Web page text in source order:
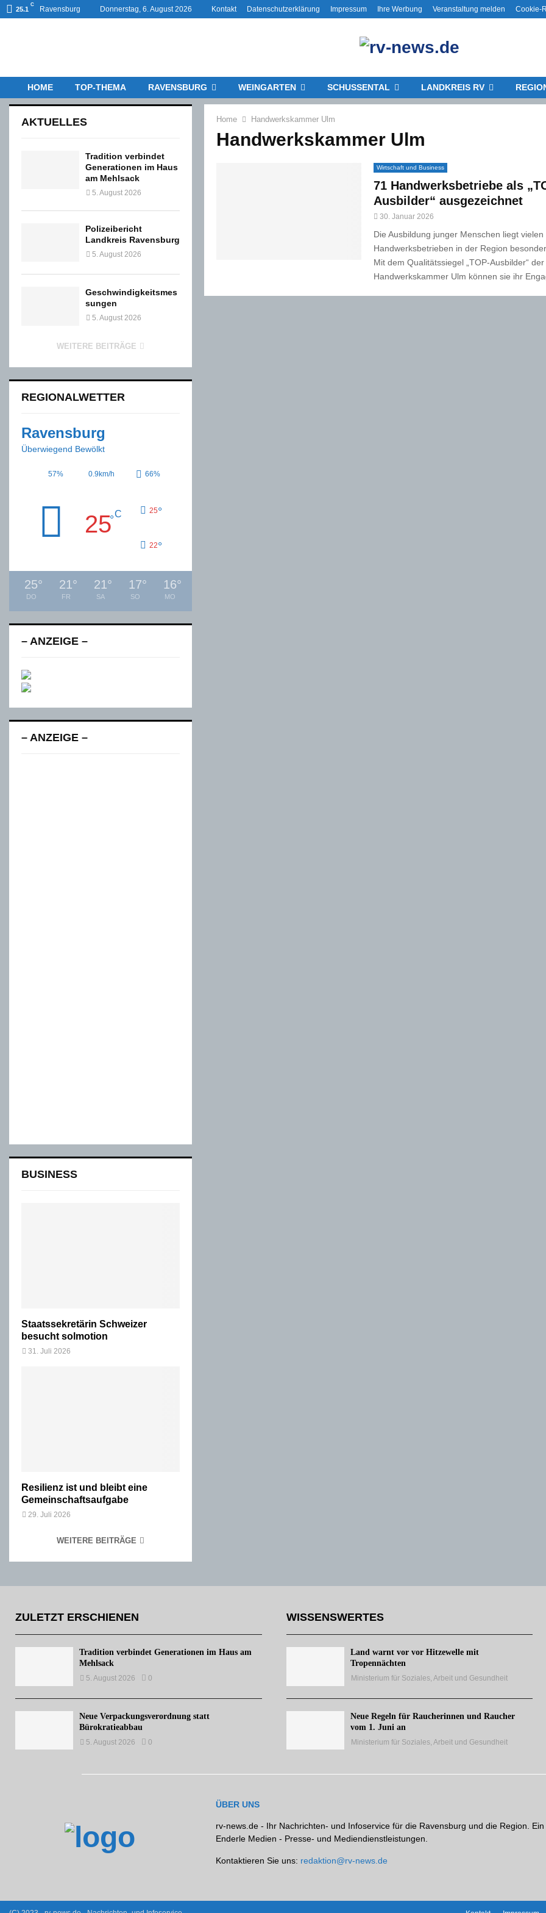
25.1
C
Ravensburg Donnerstag, 6. August 2026 Kontakt Datenschutzerklärung Impressum Ihre Werbung Veranstaltung melden Cookie-
HOME TOP-THEMA RAVENSBURG WEINGARTEN SCHUSSENTAL LANDKREIS RV
Home Handwerkskammer Ulm
Handwerkskammer Ulm
Wirtschaft und Business
71 Handwerksbetriebe als
Ausbilder“ ausgezeichnet
30. Januar 2026
Die Ausbildung junger Menschen liegt vielen
Handwerksbetrieben in der Region
Mit dem Qualitätssiegel „TOP-Ausbilder“ der
Handwerkskammer Ulm können sie ihr
AKTUELLES
Tradition verbindet
Generationen im Haus
am Mehlsack
5. August 2026
Polizeibericht
Landkreis Ravensburg
5. August 2026
Geschwindigkeitsmes
sungen
5. August 2026
WEITERE BEITRÄGE
REGIONALWETTER
Ravensburg
Überwiegend Bewölkt
57% 0.9km/h 66%
25°C 25°
22°
25°
DO
21°
FR
21°
SA
17°
SO
16°
MO
– ANZEIGE –
– ANZEIGE –
BUSINESS
Staatssekretärin Schweizer
besucht solmotion
31. Juli 2026
Resilienz ist und bleibt eine
Gemeinschaftsaufgabe
29. Juli 2026
WEITERE BEITRÄGE
ZULETZT ERSCHIENEN
Tradition verbindet Generationen im Haus am
Mehlsack
5. August 2026 0
Neue Verpackungsverordnung statt
Bürokratieabbau
5. August 2026 0
WISSENSWERTES
Land warnt vor vor Hitzewelle mit
Tropennächten
Ministerium für Soziales, Arbeit und Gesundheit
Neue Regeln für Raucherinnen und Raucher
vom 1. Juni an
Ministerium für Soziales, Arbeit und Gesundheit
ÜBER UNS
rv-news.de - Ihr Nachrichten- und Infoservice für die Ravensburg und die Region. Ein
Enderle Medien - Presse- und Mediendienstleistungen.
Kontaktieren Sie uns: redaktion@rv-news.de